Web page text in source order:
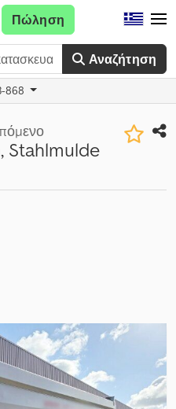
Αναζήτηση
Πώληση
868
Stahlmulde